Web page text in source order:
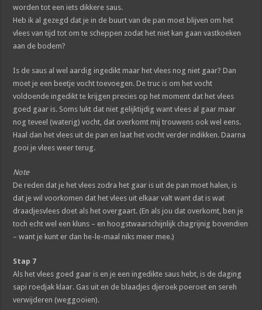
worden tot een iets dikkere saus.
Heb ik al gezegd dat je in de buurt van de pan moet blijven om het
vlees van tijd tot om te scheppen zodat het niet kan gaan vastkoeken
aan de bodem?
Is de saus al wel aardig ingedikt maar het vlees nog niet gaar? Dan
moet je een beetje vocht toevoegen. De truc is om het vocht
voldoende ingedikt te krijgen precies op het moment dat het vlees
goed gaar is. Soms lukt dat niet gelijktijdig want vlees al gaar maar
nog teveel (waterig) vocht, dat overkomt mij trouwens ook wel eens.
Haal dan het vlees uit de pan en laat het vocht verder indikken. Daarna
gooi je vlees weer terug.
Note
De reden dat je het vlees zodra het gaar is uit de pan moet halen, is
dat je wil voorkomen dat het vlees uit elkaar valt want dat is wat
draadjesvlees doet als het overgaart. (En als jou dat overkomt, ben je
toch echt wel een kluns – en hoogstwaarschijnlijk chagrijnig bovendien
– want je kunt er dan he-le-maal niks meer mee.)
Stap 7
Als het vlees goed gaar is en je een ingedikte saus hebt, is de daging
sapi roedjak klaar. Gas uit en de blaadjes djeroek poeroet en sereh
verwijderen (weggooien).